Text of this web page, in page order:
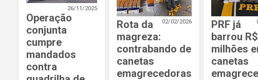
26/11/2025
Operação
conjunta
cumpre
mandados
contra
02/02/2026
Rota da
magreza:
contrabando de
canetas
emagrecedoras
PRF já
barrou
milhões
canetas